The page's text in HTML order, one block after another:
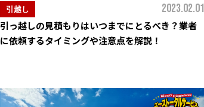
引越し 2023.02.01
引っ越しの見積もりはいつまでにとるべき？業者
に依頼するタイミングや注意点を解説！